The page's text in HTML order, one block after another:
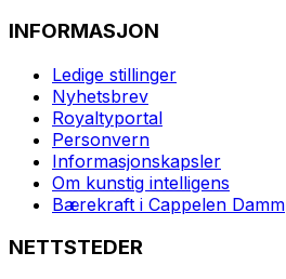
INFORMASJON
Ledige stillinger
Nyhetsbrev
Royaltyportal
Personvern
Informasjonskapsler
Om kunstig intelligens
Bærekraft i Cappelen Damm
NETTSTEDER